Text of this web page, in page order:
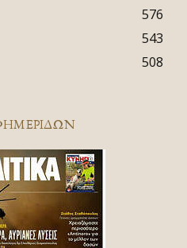
576
543
508